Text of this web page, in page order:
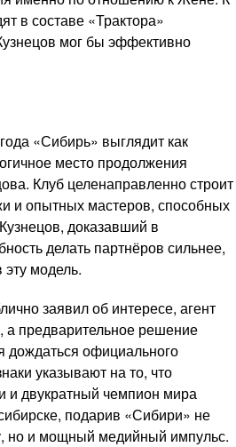
в составе «Трактора»
мог бы эффективно
«Сибирь» выглядит как
место продолжения
Клуб целенаправленно строит
и опытных мастеров, способных
доказавший в
делать партнёров сильнее,
модель.
заявил об интересе, агент
а предварительное решение
дождаться официального
указывают на то, что
и двукратный чемпион мира
подарив «Сибири» не
но и мощный медийный импульс.